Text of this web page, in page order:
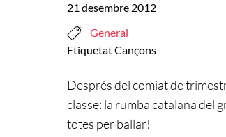
21 desembre 2012
General
EtiquetatCançons
Després del comiat de
classe: la rumba catalana del
totes per ballar!